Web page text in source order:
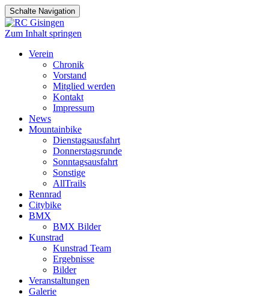
Schalte Navigation
Zum Inhalt springen
Verein
Chronik
Vorstand
Mitglied werden
Kontakt
Impressum
News
Mountainbike
Dienstagsausfahrt
Donnerstagsrunde
Sonntagsausfahrt
Sonstige
AllTrails
Rennrad
Citybike
BMX
BMX Bilder
Kunstrad
Kunstrad Team
Ergebnisse
Bilder
Veranstaltungen
Galerie